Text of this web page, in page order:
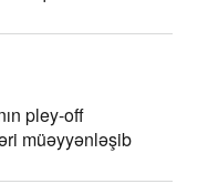
pley-off
müəyyənləşib